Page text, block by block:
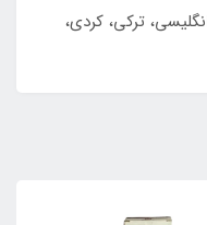
تركی، كردی،